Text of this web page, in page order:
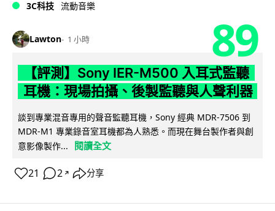
3C科技 流動音樂
Lawton 1 小時 89
【評測】Sony IER-M500 入耳式監聽
耳機：現場拍攝、後製監聽與人聲利器
談到專業混音專用的聲音監聽耳機，Sony 經典 MDR-7506 到
MDR-M1 專業錄音室耳機都為人熟悉。而現在舞台製作者與創
意影像製作...
閱讀全文
21 2 ↗ 分享